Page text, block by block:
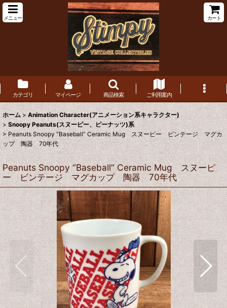
メニュー カート
カテゴリ マイページ 商品検索 ご利用案内
ホーム > Animation Character(アニメーション系キャラクター)
> Snoopy Peanuts(スヌーピー、ピーナッツ)系
> Peanuts Snoopy “Baseball” Ceramic Mug スヌーピー ビンテージ マグカ
ップ 陶器 70年代
Peanuts Snoopy “Baseball” Ceramic Mug スヌーピ
ー ビンテージ マグカップ 陶器 70年代